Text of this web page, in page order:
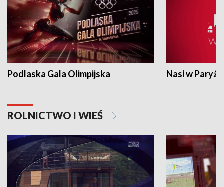
Podlaska Gala Olimpijska Nasi w Paryżu
ROLNICTWO I WIEŚ